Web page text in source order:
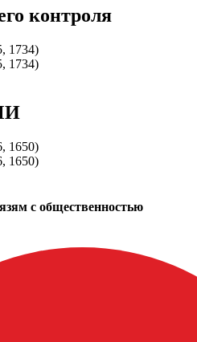
контроля
1734)
1734)
1650)
1650)
с общественностью